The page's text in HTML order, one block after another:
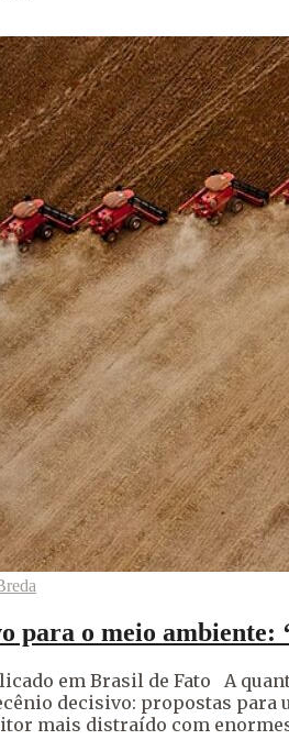
para o meio
em Brasil de Fato A
decisivo: propostas para
mais distraído com